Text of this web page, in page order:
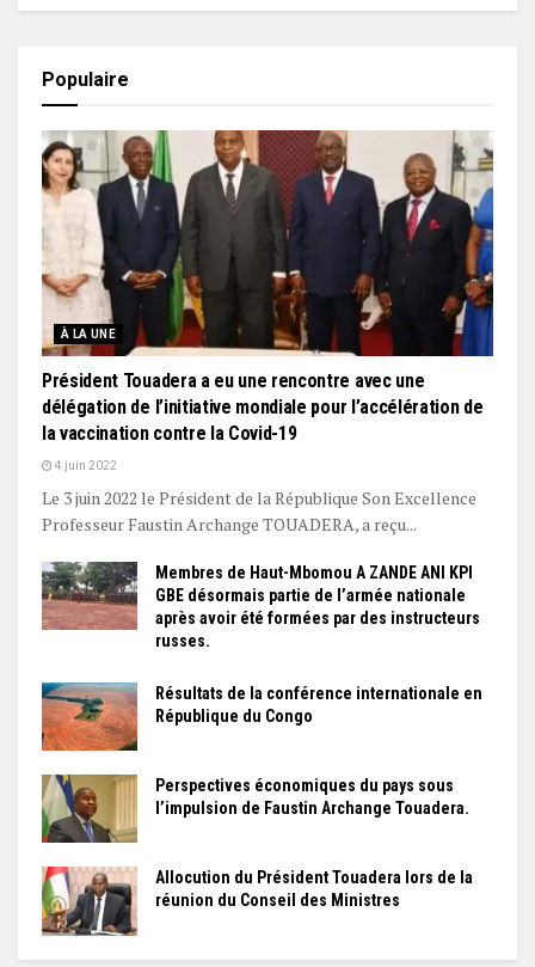
Populaire
À LA UNE
Président Touadera a eu une rencontre avec une
délégation de l’initiative mondiale pour l’accélération de
la vaccination contre la Covid-19
4 juin 2022
Le 3 juin 2022 le Président de la République Son Excellence
Professeur Faustin Archange TOUADERA, a reçu...
Membres de Haut-Mbomou A ZANDE ANI KPI
GBE désormais partie de l’armée nationale
après avoir été formées par des instructeurs
russes.
Résultats de la conférence internationale en
République du Congo
Perspectives économiques du pays sous
l’impulsion de Faustin Archange Touadera.
Allocution du Président Touadera lors de la
réunion du Conseil des Ministres